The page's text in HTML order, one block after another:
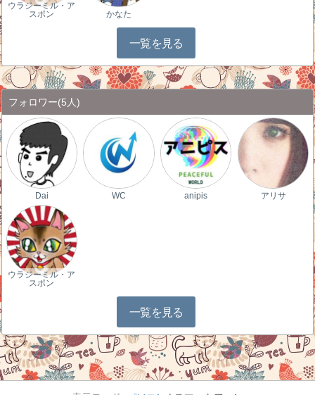
ウラジーミル・ア
スポン
かなた
一覧を見る
フォロワー(5人)
Dai WC anipis アリサ
ウラジーミル・ア
スポン
一覧を見る